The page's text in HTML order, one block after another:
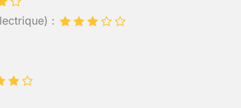
L x 30,5 l cm, étagère de rangement : 42 L x 37 l
inférieur : 10 kg, montage requis
: